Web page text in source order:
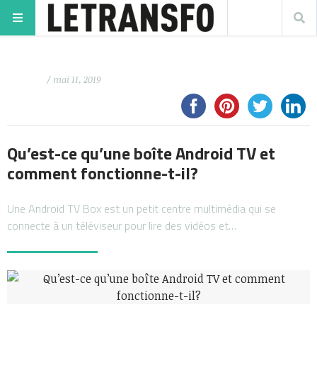
/ mai 11, 2019
Qu’est-ce qu’une boîte Android TV et
comment fonctionne-t-il?
Une Android TV Box est un petit centre multimédia qui se
connecte à un téléviseur pour lire des vidéos et…